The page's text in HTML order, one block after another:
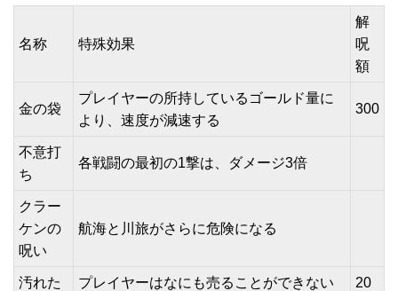
名称 特殊効果
解
呪
額
金の袋
プレイヤーの所持しているゴールド量に
より、速度が減速する
300
不意打
ち
各戦闘の最初の1撃は、ダメージ3倍
クラー
ケンの
呪い
航海と川旅がさらに危険になる
汚れた プレイヤーはなにも売ることができない 20